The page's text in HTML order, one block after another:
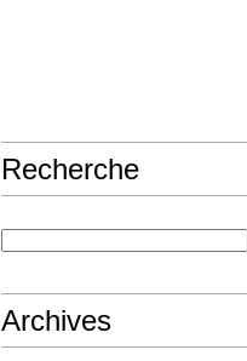
Recherche
Archives